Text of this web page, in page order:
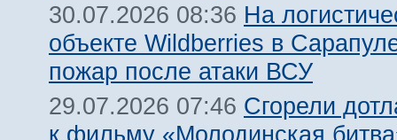
30.07.2026 08:36 На
объекте Wildberries в
пожар после атаки ВСУ
29.07.2026 07:46 Сгорели
к фильму «Молодинская